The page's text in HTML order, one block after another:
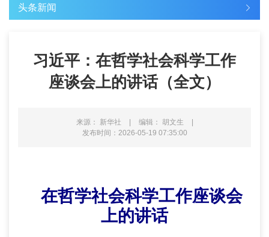
头条新闻
习近平：在哲学社会科学工作
座谈会上的讲话（全文）
来源： 新华社 | 编辑： 胡文生
|
发布时间：2026-05-19 07:35:00
在哲学社会科学工作座谈会
上的讲话